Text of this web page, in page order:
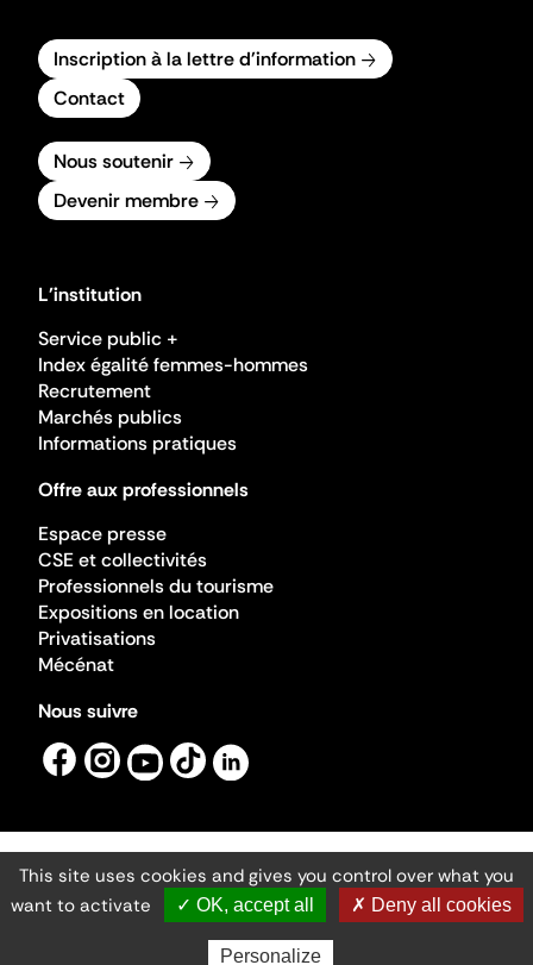
Inscription à la lettre d'information
Contact
Nous soutenir
Devenir membre
L'institution
Service public +
Index égalité femmes-hommes
Recrutement
Marchés publics
Informations pratiques
Offre aux professionnels
Espace presse
CSE et collectivités
Professionnels du tourisme
Expositions en location
Privatisations
Mécénat
Nous suivre
Mentions légales
Gestion des cookies
Accessibilité numérique
Ministère de la Culture ©2026
- Cité de l'architecture et du patrimoine
This site uses cookies and gives you control over what you
want to activate
✓ OK, accept all ✗ Deny all cookies
Personalize